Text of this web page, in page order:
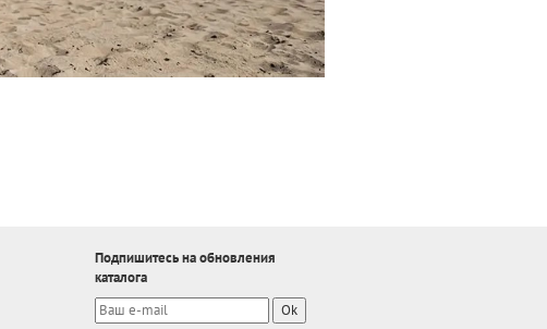
Подпишитесь на обновления
каталога
Ok